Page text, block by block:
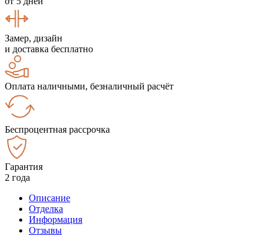
Замер, дизайн
и доставка бесплатно
Оплата наличными, безналичный расчёт
Беспроцентная рассрочка
Гарантия
2 года
Описание
Отделка
Информация
Отзывы